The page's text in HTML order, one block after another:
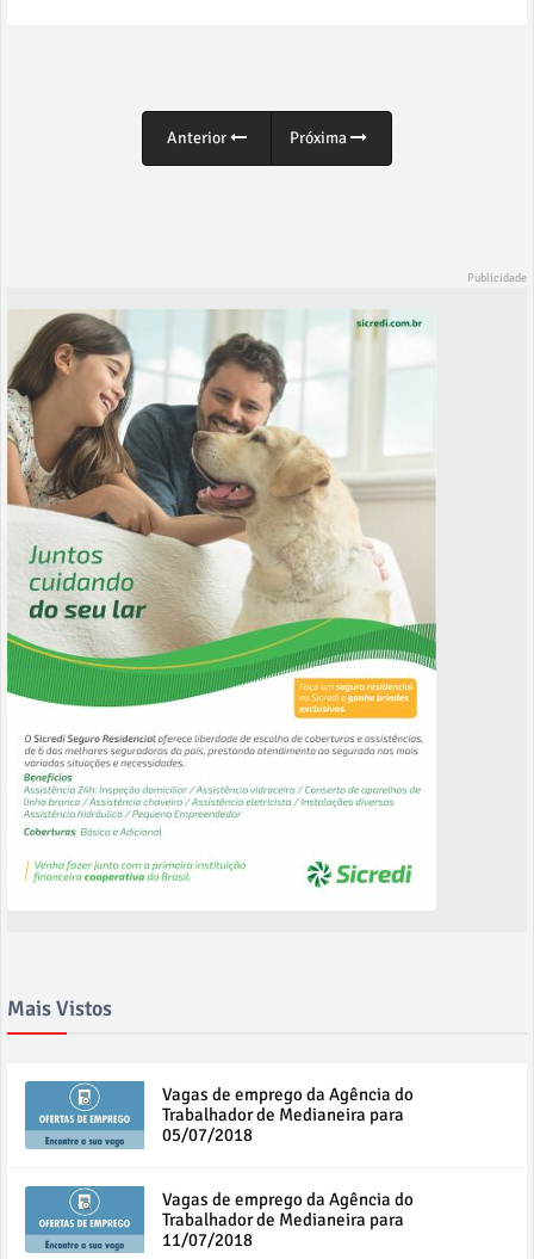
Anterior Próxima
Mais Vistos
Vagas de emprego da Agência do
Trabalhador de Medianeira para
05/07/2018
Vagas de emprego da Agência do
Trabalhador de Medianeira para
11/07/2018